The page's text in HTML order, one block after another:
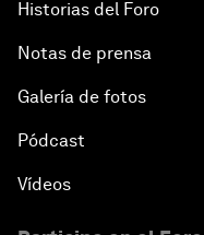
Historias del Foro
Notas de prensa
Galería de fotos
Pódcast
Vídeos